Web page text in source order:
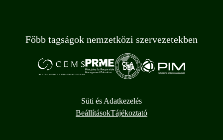
Főbb tagságok nemzetközi szervezetekben
Süti és Adatkezelés
BeállításokTájékoztató